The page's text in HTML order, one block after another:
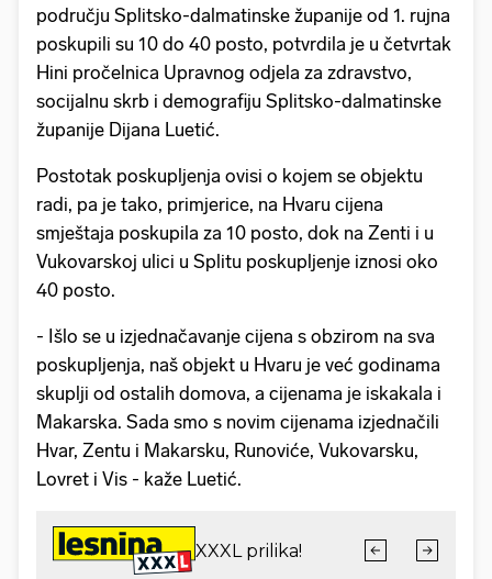
području Splitsko-dalmatinske županije od 1. rujna
poskupili su 10 do 40 posto, potvrdila je u četvrtak
Hini pročelnica Upravnog odjela za zdravstvo,
socijalnu skrb i demografiju Splitsko-dalmatinske
županije Dijana Luetić.
Postotak poskupljenja ovisi o kojem se objektu
radi, pa je tako, primjerice, na Hvaru cijena
smještaja poskupila za 10 posto, dok na Zenti i u
Vukovarskoj ulici u Splitu poskupljenje iznosi oko
40 posto.
- Išlo se u izjednačavanje cijena s obzirom na sva
poskupljenja, naš objekt u Hvaru je već godinama
skuplji od ostalih domova, a cijenama je iskakala i
Makarska. Sada smo s novim cijenama izjednačili
Hvar, Zentu i Makarsku, Runoviće, Vukovarsku,
Lovret i Vis - kaže Luetić.